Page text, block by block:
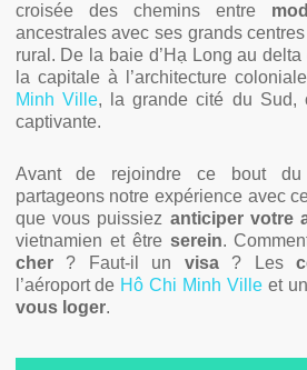
croisée des chemins entre
ancestrales avec ses grands
rural. De la baie d’Hạ Long au
la capitale à l’architecture
Minh Ville, la grande cité du Sud,
captivante.
Avant de rejoindre ce bout du
partageons notre expérience avec
que vous puissiez anticiper votre
vietnamien et être serein.
cher? Faut-il un visa? Les
l’aéroport de Hô Chi Minh Ville et
vous loger.